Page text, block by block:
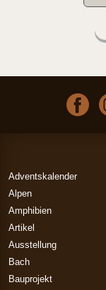
Adventskalender
Alpen
Amphibien
Artikel
Ausstellung
Bach
Bauprojekt